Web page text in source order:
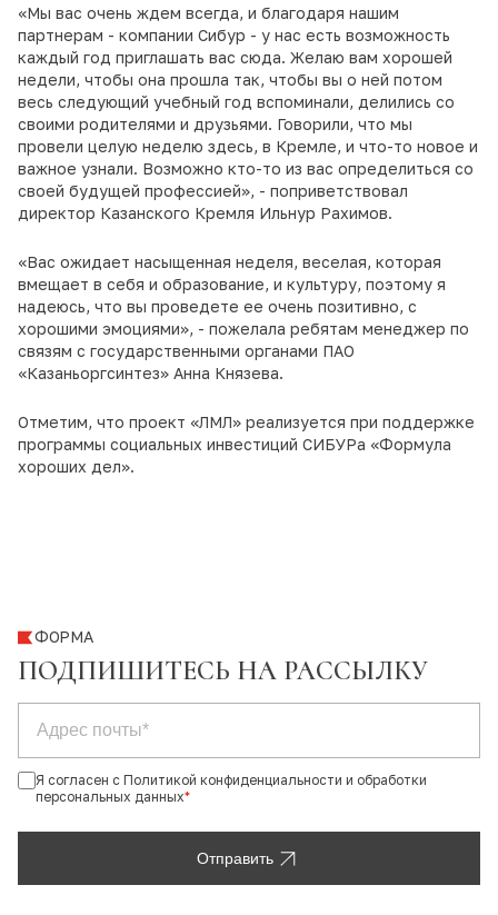
«Мы вас очень ждем всегда, и благодаря нашим
партнерам - компании Сибур - у нас есть возможность
каждый год приглашать вас сюда. Желаю вам хорошей
недели, чтобы она прошла так, чтобы вы о ней потом
весь следующий учебный год вспоминали, делились со
своими родителями и друзьями. Говорили, что мы
провели целую неделю здесь, в Кремле, и что-то новое и
важное узнали. Возможно кто-то из вас определиться со
своей будущей профессией», - поприветствовал
директор Казанского Кремля Ильнур Рахимов.
«Вас ожидает насыщенная неделя, веселая, которая
вмещает в себя и образование, и культуру, поэтому я
надеюсь, что вы проведете ее очень позитивно, с
хорошими эмоциями», - пожелала ребятам менеджер по
связям с государственными органами ПАО
«Казаньоргсинтез» Анна Князева.
Отметим, что проект «ЛМЛ» реализуется при поддержке
программы социальных инвестиций СИБУРа «Формула
хороших дел».
ФОРМА
ПОДПИШИТЕСЬ НА РАССЫЛКУ
Я согласен с Политикой конфиденциальности и обработки
персональных данных*
Отправить